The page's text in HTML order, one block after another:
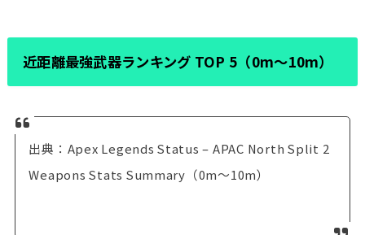
近距離最強武器ランキング TOP 5（0m〜10m）
出典：Apex Legends Status – APAC North Split 2
Weapons Stats Summary（0m〜10m）